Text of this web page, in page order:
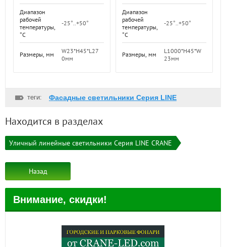
Диапазон
рабочей
температуры,
°C
-25°..+50°
Размеры, мм
W23*H45*L27
0мм
Диапазон
рабочей
температуры,
°C
-25°..+50°
Размеры, мм
L1000*H45*W
23мм
теги: Фасадные светильники Серия LINE
Находится в разделах
Уличный линейные светильники Серия LINE CRANE
Назад
Внимание, скидки!